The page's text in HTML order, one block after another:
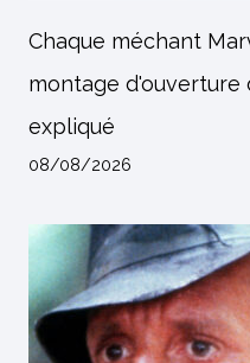
Chaque méchant
montage d'ouverture
expliqué
08/08/2026